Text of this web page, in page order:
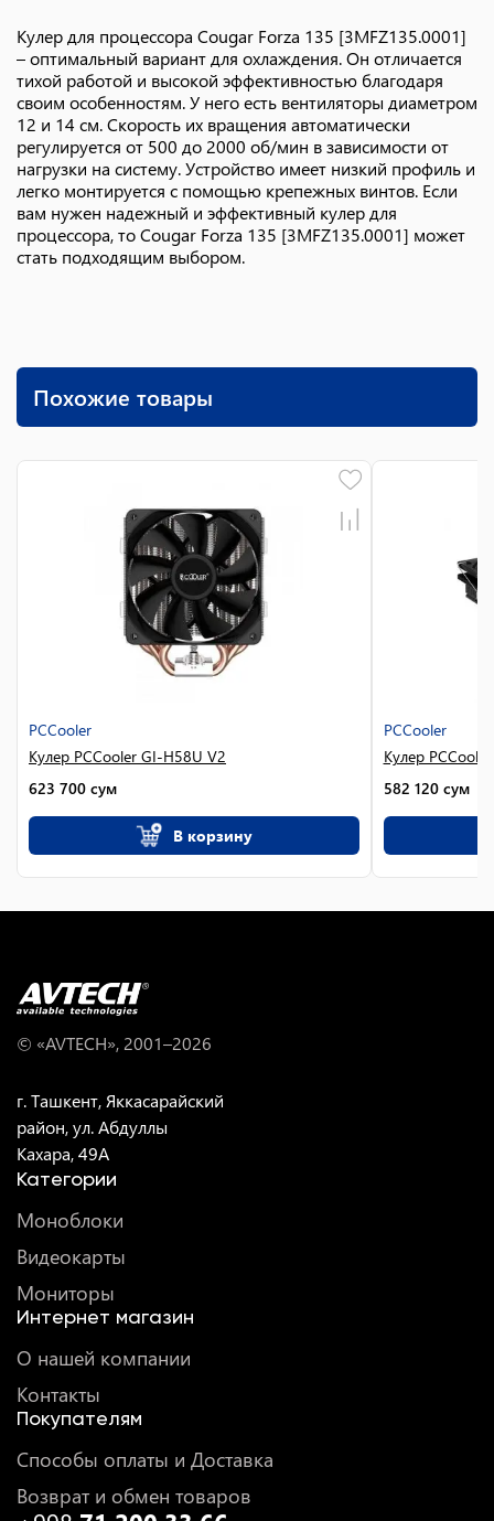
Кулер для процессора Cougar Forza 135 [3MFZ135.0001]
– оптимальный вариант для охлаждения. Он отличается
тихой работой и высокой эффективностью благодаря
своим особенностям. У него есть вентиляторы диаметром
12 и 14 см. Скорость их вращения автоматически
регулируется от 500 до 2000 об/мин в зависимости от
нагрузки на систему. Устройство имеет низкий профиль и
легко монтируется с помощью крепежных винтов. Если
вам нужен надежный и эффективный кулер для
процессора, то Cougar Forza 135 [3MFZ135.0001] может
стать подходящим выбором.
Похожие товары
PCCooler
Кулер PCCooler GI-H58U V2
623 700 сум
В корзину
PCCooler
Кулер
582 120 сум
© «AVTECH», 2001–2026
г. Ташкент, Яккасарайский
район, ул. Абдуллы
Кахара, 49A
Категории
Моноблоки
Видеокарты
Мониторы
Интернет магазин
О нашей компании
Контакты
Покупателям
Способы оплаты и Доставка
Возврат и обмен товаров